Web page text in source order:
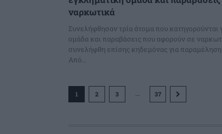
ναρκωτικά
Συνελήφθησαν τρία άτομα που κατηγορούνται
ομάδα και παραβάσεις που αφορούν σε
συνελήφθη επίσης κηδεμόνας για
Από...
1 2 3 ... 37